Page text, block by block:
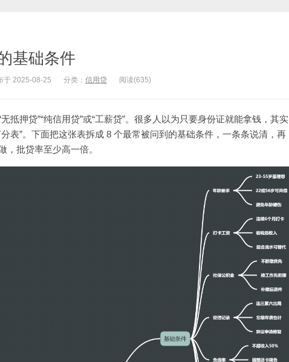
基础条件
于 2025-08-25 分类： 信用贷 阅读(635)
抵押贷”“纯信用贷”或“工薪贷”。很多人以为只要身份证就能拿钱，其实
表”。下面把这张表拆成 8 个最常被问到的基础条件，一条条说清，再
，批贷率至少高一倍。